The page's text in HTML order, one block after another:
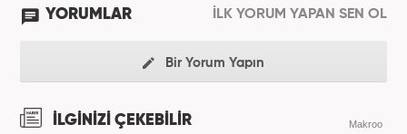
YORUMLAR İLK YORUM YAPAN SEN OL
Bir Yorum Yapın
İLGİNİZİ ÇEKEBİLİR Makroo